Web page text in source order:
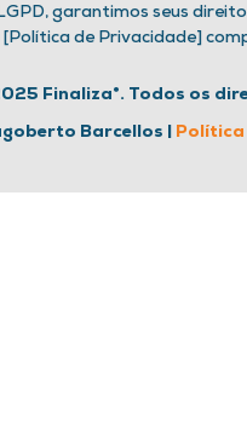
garantimos seus
de Privacidade]
Finaliza®. Todos os
Barcellos | Política